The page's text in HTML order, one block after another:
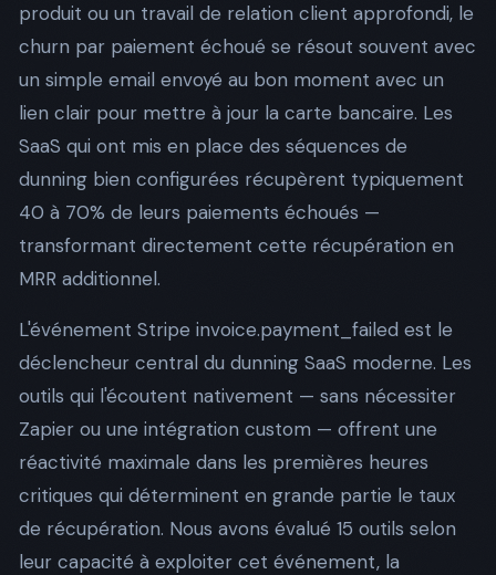
produit ou un travail de relation client approfondi, le
churn par paiement échoué se résout souvent avec
un simple email envoyé au bon moment avec un
lien clair pour mettre à jour la carte bancaire. Les
SaaS qui ont mis en place des séquences de
dunning bien configurées récupèrent typiquement
40 à 70% de leurs paiements échoués —
transformant directement cette récupération en
MRR additionnel.
L'événement Stripe invoice.payment_failed est le
déclencheur central du dunning SaaS moderne. Les
outils qui l'écoutent nativement — sans nécessiter
Zapier ou une intégration custom — offrent une
réactivité maximale dans les premières heures
critiques qui déterminent en grande partie le taux
de récupération. Nous avons évalué 15 outils selon
leur capacité à exploiter cet événement, la